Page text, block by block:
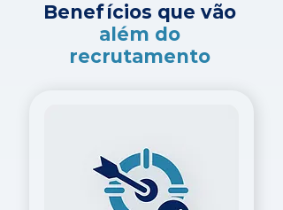
Benefícios que vão
além do
recrutamento